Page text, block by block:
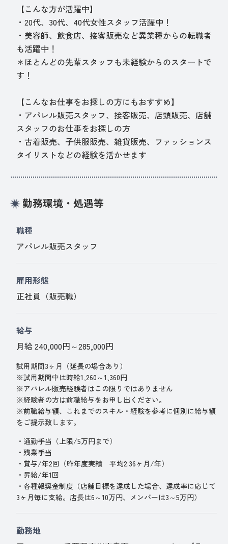
【こんな方が活躍中】
・20代、30代、40代女性スタッフ活躍中！
・美容師、飲食店、接客販売など異業種からの転職者
も活躍中！
＊ほとんどの先輩スタッフも未経験からのスタートで
す！
【こんなお仕事をお探しの方にもおすすめ】
・アパレル販売スタッフ、接客販売、店頭販売、店舗
スタッフのお仕事をお探しの方
・古着販売、子供服販売、雑貨販売、ファッションス
タイリストなどの経験を活かせます
勤務環境・処遇等
職種
アパレル販売スタッフ
雇用形態
正社員（販売職）
給与
月給 240,000円～285,000円
試用期間3ヶ月（延長の場合あり）
※試用期間中は時給1,260～1,360円
※アパレル販売経験者はこの限りではありません
※経験者の方は前職給与をお申し出ください。
※前職給与額、これまでのスキル・経験を参考に個別に給与額
をご提示致します。
・通勤手当（上限/5万円まで）
・残業手当
・賞与/年2回（昨年度実績 平均2.36ヶ月/年）
・昇給/年1回
・各種報奨金制度（店舗目標を達成した場合、達成率に応じて
3ヶ月毎に支給。店長は6～10万円、メンバーは3～5万円）
勤務地